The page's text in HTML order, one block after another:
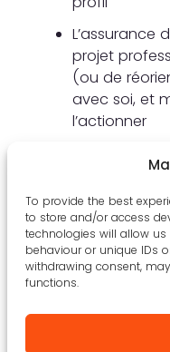
To provide the best
to store and/or access
technologies will allow
behaviour or unique IDs
withdrawing consent,
functions.
L’assurance
projet
(ou de
avec soi, et
l’actionner
les parents
mineur),
programme.
Pour
rendez-vous